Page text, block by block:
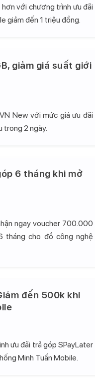
với chương trình ưu đãi
giảm đến 1 triệu đồng.
giảm giá suất giới
New với mức giá ưu đãi
trong 2 ngày.
6 tháng khi mở
ngay voucher 700.000
tháng cho đồ công nghệ
đến 500k khi
ưu đãi trả góp SPayLater
Minh Tuấn Mobile.